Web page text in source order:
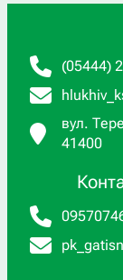
(05444)
вул.
41400